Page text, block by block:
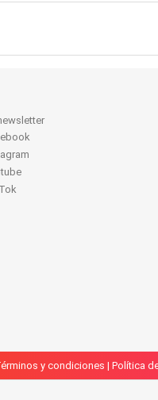
y condiciones | Política